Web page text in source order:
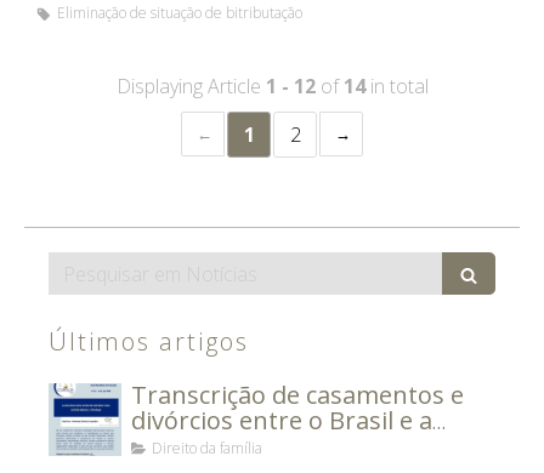
Eliminação de situação de bitributação
Displaying Article 1 - 12of14in total
1 2
Últimos artigos
Transcrição de casamentos e
divórcios entre o Brasil e a
França
Direito da família